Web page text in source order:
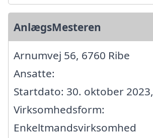
AnlægsMesteren
Arnumvej 56, 6760 Ribe
Ansatte:
Startdato: 30. oktober 2023,
Virksomhedsform:
Enkeltmandsvirksomhed